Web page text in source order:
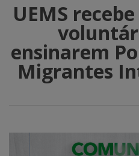
UEMS
ensinarem
Migrantes